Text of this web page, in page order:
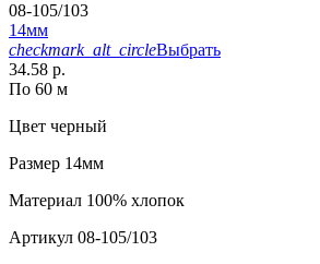
08-105/103
14мм
checkmark_alt_circleВыбрать
34.58 р.
По 60 м
Цвет черный
Размер 14мм
Материал 100% хлопок
Артикул 08-105/103